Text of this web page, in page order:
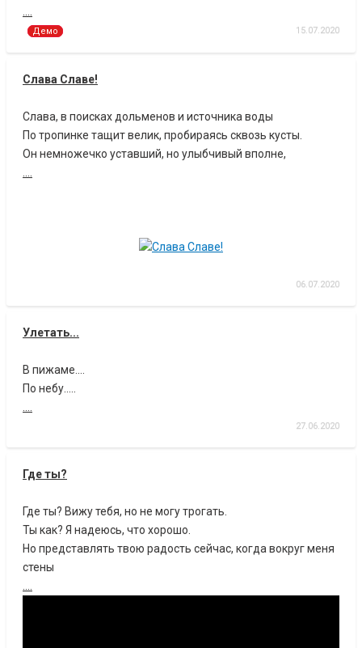
Демо 15.07.2020
Слава Славе!
Слава, в поисках дольменов и источника воды
По тропинке тащит велик, пробираясь сквозь кусты.
Он немножечко уставший, но улыбчивый вполне,
06.07.2020
Улетать...
В пижаме....
По небу.....
27.06.2020
Где ты?
Где ты? Вижу тебя, но не могу трогать.
Ты как? Я надеюсь, что хорошо.
Но представлять твою радость сейчас, когда вокруг меня
стены